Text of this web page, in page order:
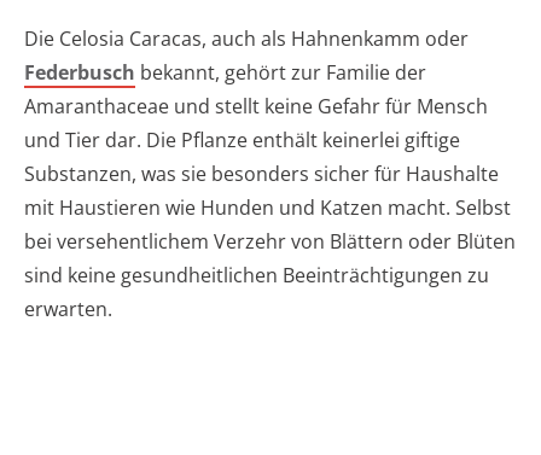
Die Celosia Caracas, auch als Hahnenkamm oder
Federbusch bekannt, gehört zur Familie der
Amaranthaceae und stellt keine Gefahr für Mensch
und Tier dar. Die Pflanze enthält keinerlei giftige
Substanzen, was sie besonders sicher für Haushalte
mit Haustieren wie Hunden und Katzen macht. Selbst
bei versehentlichem Verzehr von Blättern oder Blüten
sind keine gesundheitlichen Beeinträchtigungen zu
erwarten.